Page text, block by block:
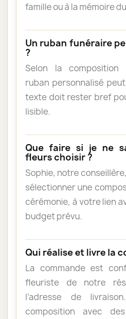
famille ou à la mémoire
Un ruban funéraire
?
Selon la composition
ruban personnalisé
texte doit rester bref
lisible.
Que faire si je ne
fleurs choisir ?
Sophie, notre
sélectionner une
cérémonie, à votre lien
budget prévu.
Qui réalise et livre la
La commande est
fleuriste de notre
l’adresse de
composition avec